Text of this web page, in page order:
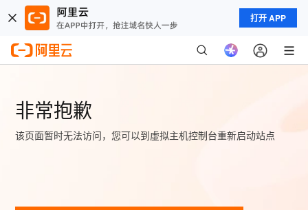
打开 APP
非常抱歉
该页面暂时无法访问，您可以到虚拟主机控制台重新启动站点